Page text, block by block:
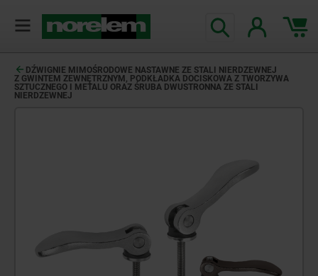
DŹWIGNIE MIMOŚRODOWE NASTAWNE ZE STALI NIERDZEWNEJ
Z GWINTEM ZEWNĘTRZNYM, PODKŁADKA DOCISKOWA Z TWORZYWA
SZTUCZNEGO I METALU ORAZ ŚRUBA DWUSTRONNA ZE STALI
NIERDZEWNEJ